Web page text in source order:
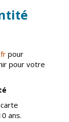
du
Charles
pour
pour votre
ans.